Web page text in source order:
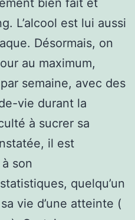
L’alcool est lui aussi
Désormais, on
au maximum,
semaine, avec des
vie durant la
à sucrer sa
il est
son
quelqu’un
vie d’une atteinte (